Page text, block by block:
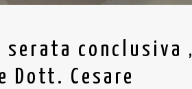
serata conclusiva ,
Dott. Cesare